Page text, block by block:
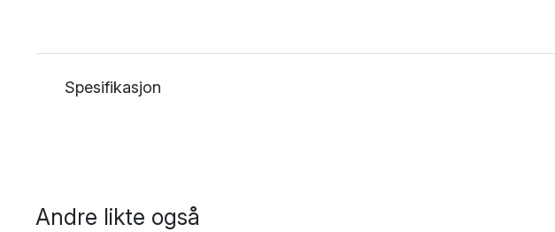
Spesifikasjon
Andre likte også